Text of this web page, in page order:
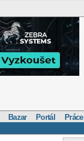
Bazar Portál Práce